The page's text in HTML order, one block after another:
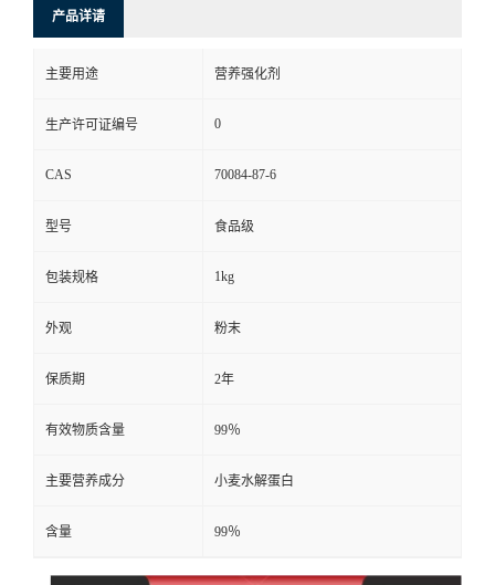
产品详请
主要用途 营养强化剂
生产许可证编号 0
CAS 70084-87-6
型号 食品级
包装规格 1kg
外观 粉末
保质期 2年
有效物质含量 99％
主要营养成分 小麦水解蛋白
含量 99％